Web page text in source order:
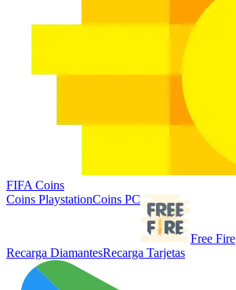
FIFA Coins
Coins PlaystationCoins PC
Free Fire
Recarga DiamantesRecarga Tarjetas